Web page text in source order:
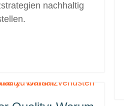
nachhaltig